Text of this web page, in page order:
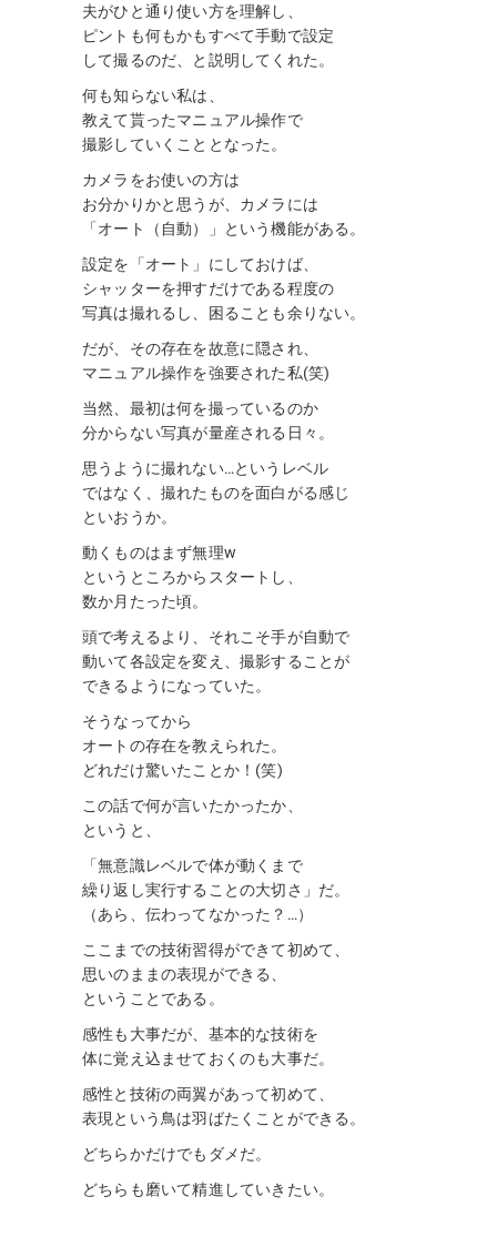
夫がひと通り使い方を理解し、
ピントも何もかもすべて手動で設定
して撮るのだ、と説明してくれた。
何も知らない私は、
教えて貰ったマニュアル操作で
撮影していくこととなった。
カメラをお使いの方は
お分かりかと思うが、カメラには
「オート（自動）」という機能がある。
設定を「オート」にしておけば、
シャッターを押すだけである程度の
写真は撮れるし、困ることも余りない。
だが、その存在を故意に隠され、
マニュアル操作を強要された私(笑)
当然、最初は何を撮っているのか
分からない写真が量産される日々。
思うように撮れない…というレベル
ではなく、撮れたものを面白がる感じ
といおうか。
動くものはまず無理w
というところからスタートし、
数か月たった頃。
頭で考えるより、それこそ手が自動で
動いて各設定を変え、撮影することが
できるようになっていた。
そうなってから
オートの存在を教えられた。
どれだけ驚いたことか！(笑)
この話で何が言いたかったか、
というと、
「無意識レベルで体が動くまで
繰り返し実行することの大切さ」だ。
（あら、伝わってなかった？…）
ここまでの技術習得ができて初めて、
思いのままの表現ができる、
ということである。
感性も大事だが、基本的な技術を
体に覚え込ませておくのも大事だ。
感性と技術の両翼があって初めて、
表現という鳥は羽ばたくことができる。
どちらかだけでもダメだ。
どちらも磨いて精進していきたい。